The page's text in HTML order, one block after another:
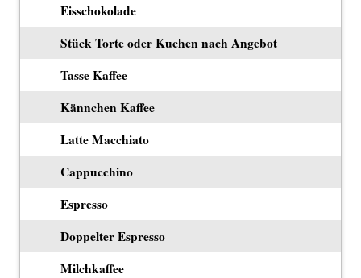
Eisschokolade
Stück Torte oder Kuchen nach Angebot
Tasse Kaffee
Kännchen Kaffee
Latte Macchiato
Cappucchino
Espresso
Doppelter Espresso
Milchkaffee